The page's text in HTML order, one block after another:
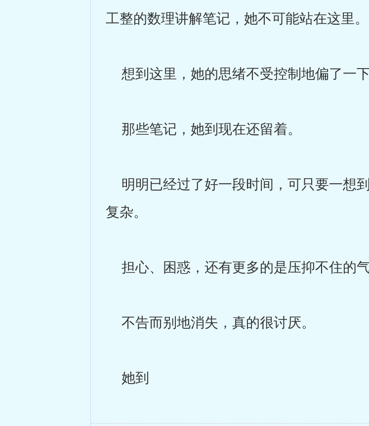
工整的数理讲解笔记，她不可能站在这里。
想到这里，她的思绪不受控制地偏了一下
那些笔记，她到现在还留着。
明明已经过了好一段时间，可只要一想
复杂。
担心、困惑，还有更多的是压抑不住的气
不告而别地消失，真的很讨厌。
她到